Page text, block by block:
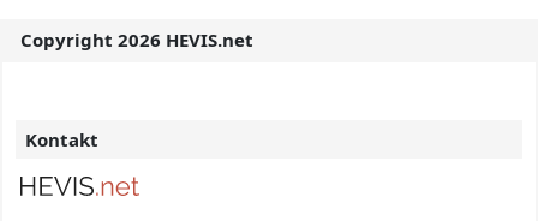
Copyright 2026 HEVIS.net
Kontakt